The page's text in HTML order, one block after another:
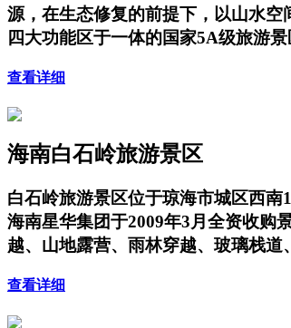
源，在生态修复的前提下，以山水
四大功能区于一体的国家5A级旅游
查看详细
海南白石岭旅游景区
白石岭旅游景区位于琼海市城区西南
海南星华集团于2009年3月全资收购
越、山地露营、雨林穿越、玻璃栈
查看详细